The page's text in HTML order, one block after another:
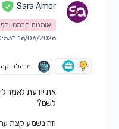
Sara Amor
אומנות הבמה
16/06/2026 ב10:53 pm
מנהלת
את יודעת לאמר לי
לשם?
וזה נשמע קצת